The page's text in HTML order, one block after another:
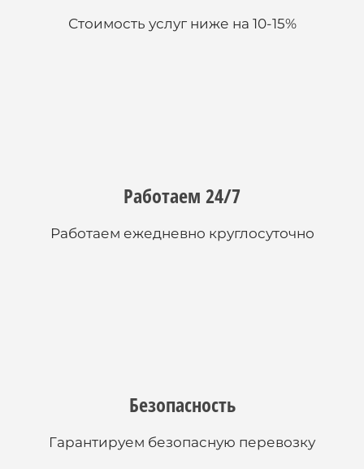
Стоимость услуг ниже на 10-15%
Работаем 24/7
Работаем ежедневно круглосуточно
Безопасность
Гарантируем безопасную перевозку